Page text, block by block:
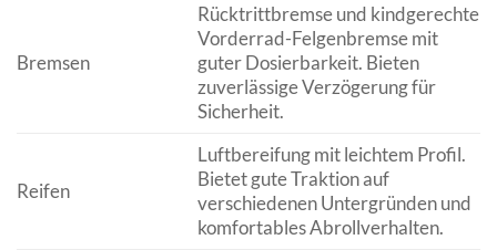
Bremsen
Rücktrittbremse und kindgerechte
Vorderrad-Felgenbremse mit
guter Dosierbarkeit. Bieten
zuverlässige Verzögerung für
Sicherheit.
Reifen
Luftbereifung mit leichtem Profil.
Bietet gute Traktion auf
verschiedenen Untergründen und
komfortables Abrollverhalten.